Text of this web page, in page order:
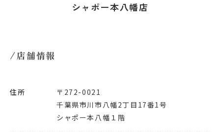
シャポー本八幡店
店舗情報
住所
〒272-0021
千葉県市川市八幡2丁目17番1号
シャポー本八幡１階